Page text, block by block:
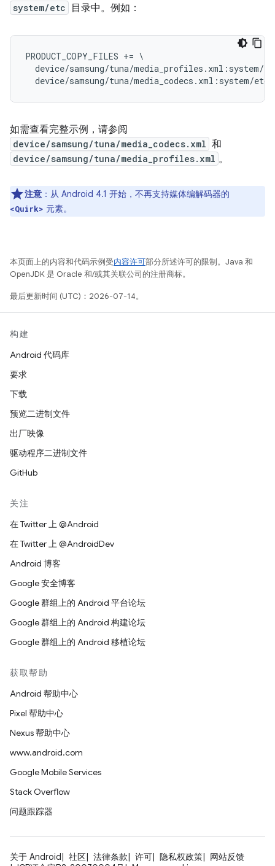
system/etc 目录中。例如：
PRODUCT_COPY_FILES += \
device/samsung/tuna/media_profiles.xml:system/
如需查看完整示例，请参阅
device/samsung/tuna/media_codecs.xml 和
device/samsung/tuna/media_profiles.xml 。
注意 ：从 Android 4.1 开始，不再支持媒体编解码器的
<Quirk> 元素。
本页面上的内容和代码示例受内容许可部分所述许可的限制。Java 和
OpenJDK 是 Oracle 和/或其关联公司的注册商标。
最后更新时间 (UTC)：2026-07-14。
构建
Android 代码库
要求
下载
预览二进制文件
出厂映像
驱动程序二进制文件
GitHub
关注
在 Twitter 上 @Android
在 Twitter 上 @AndroidDev
Android 博客
Google 安全博客
Google 群组上的 Android 平台论坛
Google 群组上的 Android 构建论坛
Google 群组上的 Android 移植论坛
获取帮助
Android 帮助中心
Pixel 帮助中心
Nexus 帮助中心
www.android.com
Google Mobile Services
Stack Overflow
问题跟踪器
关于 Android 社区 法律条款 许可 隐私权政策
网站反馈